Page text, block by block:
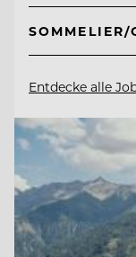
SOMMELIER/
Entdecke alle